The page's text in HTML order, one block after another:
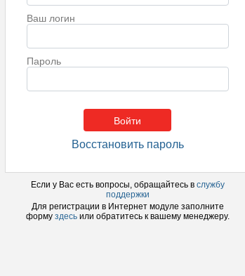
Ваш логин
Пароль
Восстановить пароль
Если у Вас есть вопросы, обращайтесь в службу
поддержки
Для регистрации в Интернет модуле заполните
форму здесь или обратитесь к вашему менеджеру.